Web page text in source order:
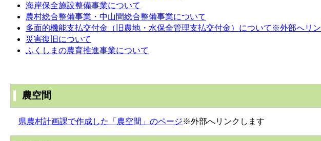
海岸保全施設整備事業について
農村総合整備事業・中山間総合整備事業について
多面的機能支払交付金（旧農地・水保全管理支払交付金）について※外部へリ
災害復旧について
ふくしまの農育推進事業について
農空間
県農村計画課で作成した「農空間」のページ※外部へリンクします